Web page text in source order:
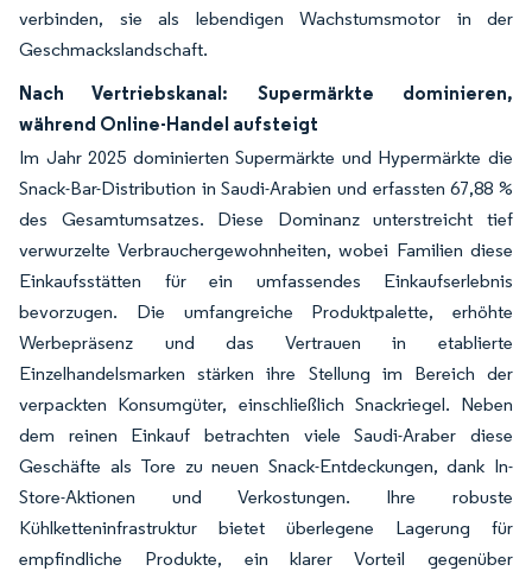
verbinden, sie als lebendigen Wachstumsmotor in der
Geschmackslandschaft.
Nach Vertriebskanal: Supermärkte dominieren,
während Online-Handel aufsteigt
Im Jahr 2025 dominierten Supermärkte und Hypermärkte die
Snack-Bar-Distribution in Saudi-Arabien und erfassten 67,88 %
des Gesamtumsatzes. Diese Dominanz unterstreicht tief
verwurzelte Verbrauchergewohnheiten, wobei Familien diese
Einkaufsstätten für ein umfassendes Einkaufserlebnis
bevorzugen. Die umfangreiche Produktpalette, erhöhte
Werbepräsenz und das Vertrauen in etablierte
Einzelhandelsmarken stärken ihre Stellung im Bereich der
verpackten Konsumgüter, einschließlich Snackriegel. Neben
dem reinen Einkauf betrachten viele Saudi-Araber diese
Geschäfte als Tore zu neuen Snack-Entdeckungen, dank In-
Store-Aktionen und Verkostungen. Ihre robuste
Kühlketteninfrastruktur bietet überlegene Lagerung für
empfindliche Produkte, ein klarer Vorteil gegenüber